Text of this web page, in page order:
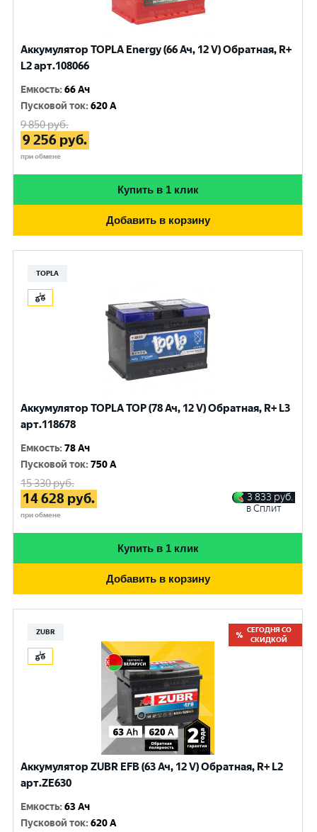
Аккумулятор TOPLA Energy (66 Ач, 12 V) Обратная, R+
L2 арт.108066
Емкость:66 Ач
Пусковой ток:620 A
9 850руб.
9 256 руб.
при обмене
Купить в 1 клик
Добавить в корзину
TOPLA
Аккумулятор TOPLA TOP (78 Ач, 12 V) Обратная, R+ L3
арт.118678
Емкость:78 Ач
Пусковой ток:750 A
15 330руб.
14 628 руб.
при обмене
3 833 руб.
в Сплит
Купить в 1 клик
Добавить в корзину
ZUBR
СЕГОДНЯ СО
СКИДКОЙ
Аккумулятор ZUBR EFB (63 Ач, 12 V) Обратная, R+ L2
арт.ZE630
Емкость:63 Ач
Пусковой ток:620 A